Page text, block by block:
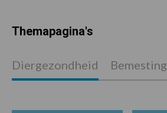
Themapagina's
Diergezondheid Bemesting